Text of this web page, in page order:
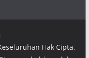
Hak Cipta.